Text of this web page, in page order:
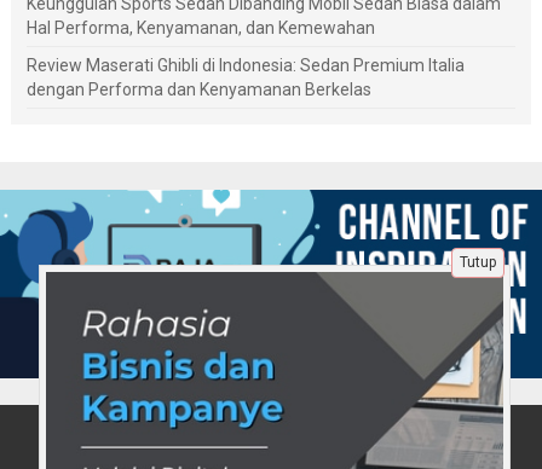
Keunggulan Sports Sedan Dibanding Mobil Sedan Biasa dalam
Hal Performa, Kenyamanan, dan Kemewahan
Review Maserati Ghibli di Indonesia: Sedan Premium Italia
dengan Performa dan Kenyamanan Berkelas
Tentang Kami
Tutup